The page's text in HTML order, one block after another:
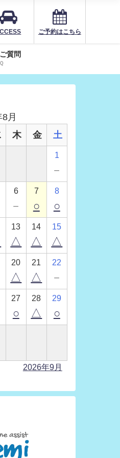
ご予約はこちら
質問
月
木 金 土
1
－
6
－
7
○
8
○
13
△
14
△
15
△
20
△
21
△
22
－
27
○
28
△
29
○
2026年9月